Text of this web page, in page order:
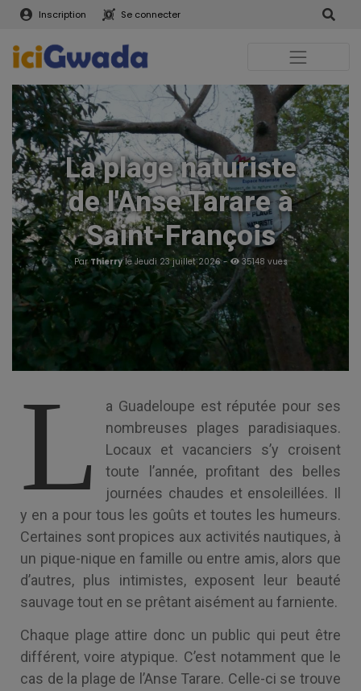
Inscription Se connecter
La plage naturiste
de l'Anse Tarare à
Saint-François
ParThierryle Jeudi 23 juillet 2026 - 35148 vues
L
a Guadeloupe est réputée pour ses
nombreuses plages paradisiaques.
Locaux et vacanciers s’y croisent
toute l’année, profitant des belles
journées chaudes et ensoleillées. Il
y en a pour tous les goûts et toutes les humeurs.
Certaines sont propices aux activités nautiques, à
un pique-nique en famille ou entre amis, alors que
d’autres, plus intimistes, exposent leur beauté
sauvage tout en se prêtant aisément au farniente.
Chaque plage attire donc un public qui peut être
différent, voire atypique. C’est notamment que le
cas de la plage de l’Anse Tarare. Celle-ci se trouve